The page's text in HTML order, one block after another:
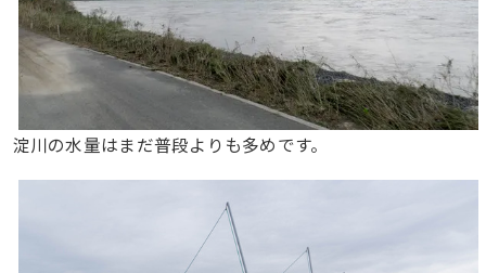
淀川の水量はまだ普段よりも多めです。